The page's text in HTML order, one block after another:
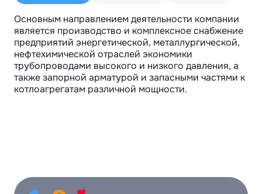
Основным направлением деятельности компании
является производство и комплексное снабжение
предприятий энергетической, металлургической,
нефтехимической отраслей экономики
трубопроводами высокого и низкого давления, а
также запорной арматурой и запасными частями к
котлоагрегатам различной мощности.